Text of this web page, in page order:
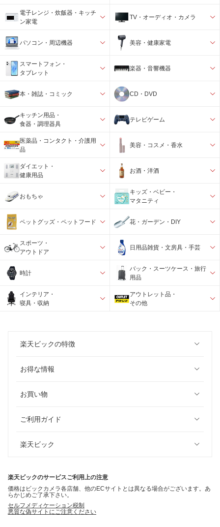
電子レンジ・炊飯器・キッチ
ン家電
TV・オーディオ・カメラ
パソコン・周辺機器 美容・健康家電
スマートフォン・
タブレット
楽器・音響機器
本・雑誌・コミック CD・DVD
キッチン用品・
食器・調理器具
テレビゲーム
医薬品・コンタクト・介護用
品
美容・コスメ・香水
ダイエット・
健康用品
お酒・洋酒
おもちゃ
キッズ・ベビー・
マタニティ
ペットグッズ・ペットフード 花・ガーデン・DIY
スポーツ・
アウトドア
日用品雑貨・文房具・手芸
時計
バック・スーツケース・旅行
用品
インテリア・
寝具・収納
アウトレット品・
その他
楽天ビックの特徴
お得な情報
お買い物
ご利用ガイド
楽天ビック
楽天ビックのサービスご利用上の注意
価格はビックカメラ各店舗、他のECサイトとは異なる場合がございます。あ
らかじめご了承下さい。
セルフメディケーション税制
悪質な偽サイトにご注意ください